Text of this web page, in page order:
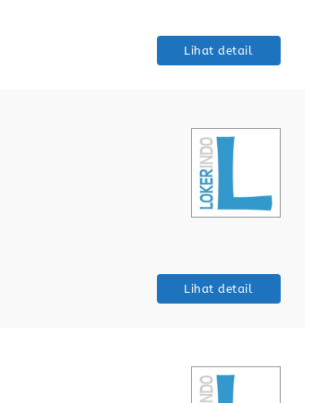
Lihat detail
Lihat detail